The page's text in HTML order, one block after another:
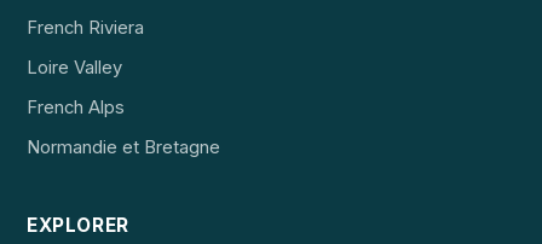
French Riviera
Loire Valley
French Alps
Normandie et Bretagne
EXPLORER